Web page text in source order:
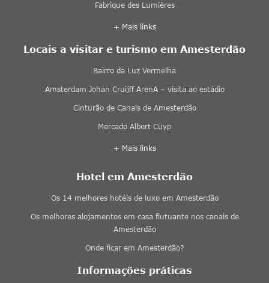
Fabrique des Lumières
+ Mais links
Locais a visitar e turismo em Amesterdão
Bairro da Luz Vermelha
Amsterdam Johan Cruijff ArenA – visita ao estádio
Cinturão de Canais de Amesterdão
Mercado Albert Cuyp
+ Mais links
Hotel em Amesterdão
Os 14 melhores hotéis de luxo em Amesterdão
Os melhores alojamentos em casa flutuante nos canais de
Amesterdão
Onde ficar em Amesterdão?
Informações práticas